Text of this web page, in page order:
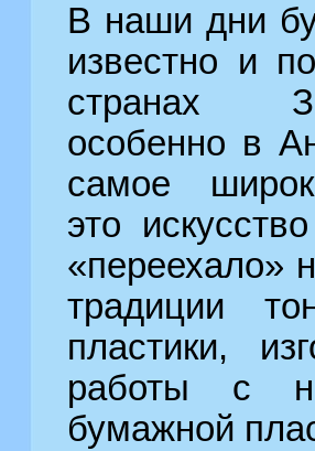
В наши дни
известно и
странах
особенно в
самое
это
«переехало»
традиции
пластики,
работы с
бумажной